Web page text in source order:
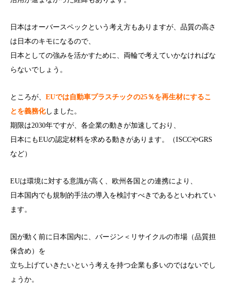
日本はオーバースペックという考え方もありますが、品質の高さ
は日本のキモになるので、
日本としての強みを活かすために、両輪で考えていかなければな
らないでしょう。
ところが、 EUでは自動車プラスチックの25％を再生材にするこ
とを義務化しました。
期限は2030年ですが、各企業の動きが加速しており、
日本にもEUの認定材料を求める動きがあります。（ISCCやGRS
など）
EUは環境に対する意識が高く、欧州各国との連携により、
日本国内でも規制的手法の導入を検討すべきであるといわれてい
ます。
国が動く前に日本国内に、バージン＜リサイクルの市場（品質担
保含め）を
立ち上げていきたいという考えを持つ企業も多いのではないでし
ょうか。